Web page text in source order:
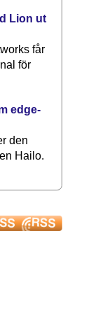
Lion ut
får
för
edge-
den
Hailo.